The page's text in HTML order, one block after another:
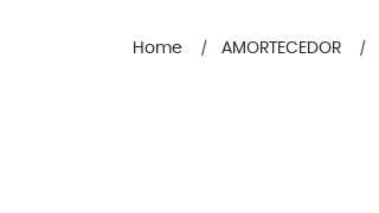
Home AMORTECEDOR